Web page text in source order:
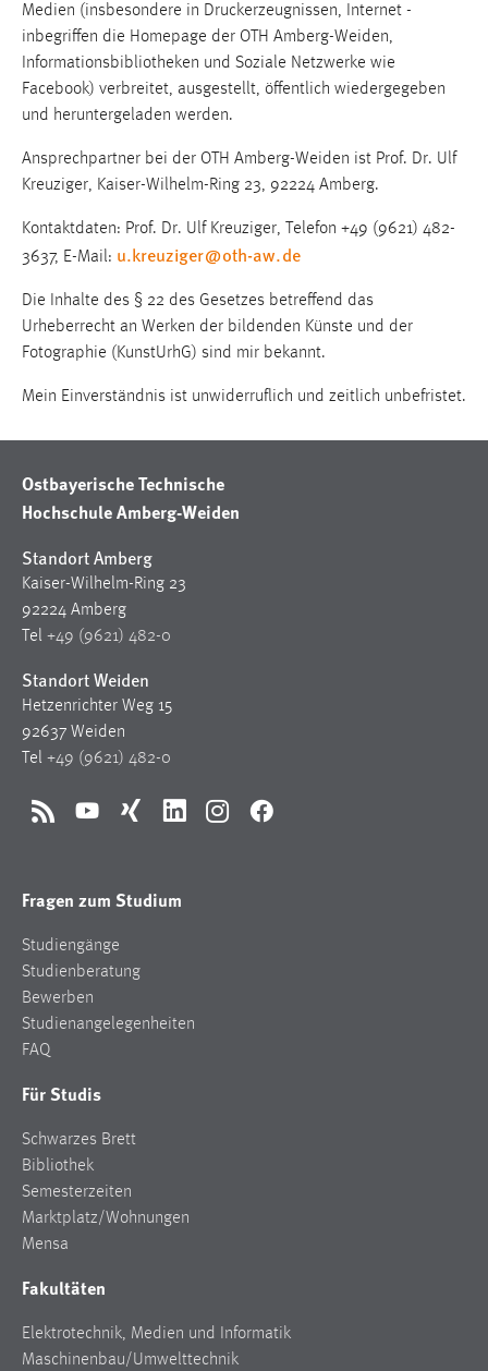
Medien (insbesondere in Druckerzeugnissen, Internet -
inbegriffen die Homepage der OTH Amberg-Weiden,
Informationsbibliotheken und Soziale Netzwerke wie
Facebook) verbreitet, ausgestellt, öffentlich wiedergegeben
und heruntergeladen werden.
Ansprechpartner bei der OTH Amberg-Weiden ist Prof. Dr. Ulf
Kreuziger, Kaiser-Wilhelm-Ring 23, 92224 Amberg.
Kontaktdaten: Prof. Dr. Ulf Kreuziger, Telefon +49 (9621) 482-
3637, E-Mail: u.kreuziger@oth-aw.de
Die Inhalte des § 22 des Gesetzes betreffend das
Urheberrecht an Werken der bildenden Künste und der
Fotographie (KunstUrhG) sind mir bekannt.
Mein Einverständnis ist unwiderruflich und zeitlich unbefristet.
Ostbayerische Technische
Hochschule Amberg-Weiden
Standort Amberg
Kaiser-Wilhelm-Ring 23
92224 Amberg
Tel +49 (9621) 482-0
Standort Weiden
Hetzenrichter Weg 15
92637 Weiden
Tel +49 (9621) 482-0
RSS YouTubeXing LinkedInInstagramFacebook
Fragen zum Studium
Studiengänge
Studienberatung
Bewerben
Studienangelegenheiten
FAQ
Für Studis
Schwarzes Brett
Bibliothek
Semesterzeiten
Marktplatz/Wohnungen
Mensa
Fakultäten
Elektrotechnik, Medien und Informatik
Maschinenbau/Umwelttechnik
Zweck:
Dieser Cookie speichert die ausgewählten Einverständnis-
Optionen des Benutzers
Cookie Laufzeit:
EXTERNE MEDIEN
Um Inhalte von Videoplattformen und Social Media
externen Medien Cookies gesetzt.
YouTube